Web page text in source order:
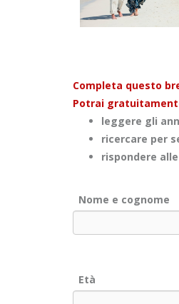
Completa questo
Potrai
leggere gli
ricercare per
rispondere
Nome e cognome
Età